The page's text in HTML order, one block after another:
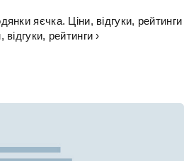
яєчка. Ціни, відгуки, рейтинги
рейтинги ›